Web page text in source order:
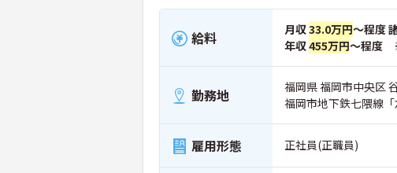
給料 月収33.0万円～程度
年収455万円～程度
勤務地
福岡県 福岡市中央区
福岡市地下鉄七隈線
雇用形態 正社員(正職員)